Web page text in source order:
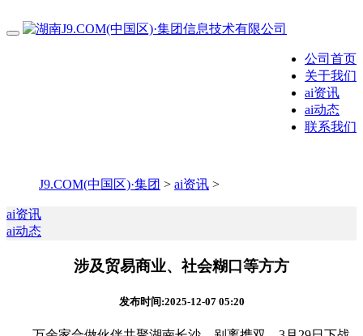
公司首页
关于我们
ai资讯
ai动态
联系我们
J9.COM(中国区)·集团 > ai资讯 >
ai资讯
ai动态
涉及贸易商业、社会糊口等方方
发布时间:2025-12-07 05:20